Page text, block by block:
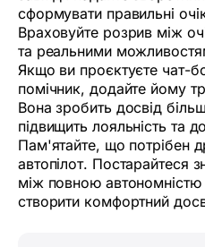
сформувати правильні
Враховуйте розрив між
та реальними
Якщо ви проєктуєте чат-
помічник, додайте йому
Вона зробить досвід
підвищить лояльність та
Пам'ятайте, що потрібен
автопілот. Постарайтеся
між повною
створити комфортний